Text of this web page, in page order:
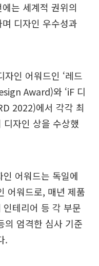
는 세계적 권위의
디자인 우수성과
인 어워드인 ‘레드
Award)와 ‘iF 디
2022)에서 각각 최
자인 상을 수상했
어워드는 독일에
어워드로, 매년 제품
테리어 등 각 부문
의 엄격한 심사 기준
.